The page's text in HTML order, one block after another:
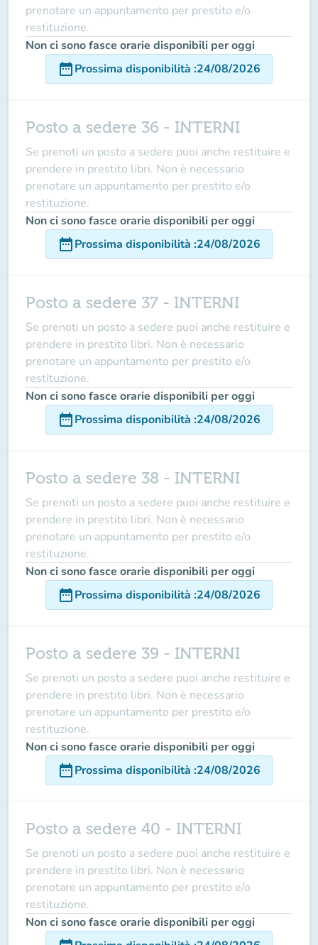
prenotare un appuntamento per prestito e/o
restituzione.
Non ci sono fasce orarie disponibili per oggi
date_rangeProssima disponibilità :24/08/2026
Posto a sedere 36 - INTERNI
Se prenoti un posto a sedere puoi anche restituire e
prendere in prestito libri. Non è necessario
prenotare un appuntamento per prestito e/o
restituzione.
Non ci sono fasce orarie disponibili per oggi
date_rangeProssima disponibilità :24/08/2026
Posto a sedere 37 - INTERNI
Se prenoti un posto a sedere puoi anche restituire e
prendere in prestito libri. Non è necessario
prenotare un appuntamento per prestito e/o
restituzione.
Non ci sono fasce orarie disponibili per oggi
date_rangeProssima disponibilità :24/08/2026
Posto a sedere 38 - INTERNI
Se prenoti un posto a sedere puoi anche restituire e
prendere in prestito libri. Non è necessario
prenotare un appuntamento per prestito e/o
restituzione.
Non ci sono fasce orarie disponibili per oggi
date_rangeProssima disponibilità :24/08/2026
Posto a sedere 39 - INTERNI
Se prenoti un posto a sedere puoi anche restituire e
prendere in prestito libri. Non è necessario
prenotare un appuntamento per prestito e/o
restituzione.
Non ci sono fasce orarie disponibili per oggi
date_rangeProssima disponibilità :24/08/2026
Posto a sedere 40 - INTERNI
Se prenoti un posto a sedere puoi anche restituire e
prendere in prestito libri. Non è necessario
prenotare un appuntamento per prestito e/o
restituzione.
Non ci sono fasce orarie disponibili per oggi